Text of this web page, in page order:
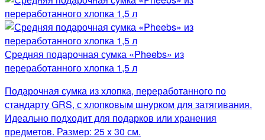
Средняя подарочная сумка «Pheebs» из
переработанного хлопка 1,5 л
Подарочная сумка из хлопка, переработанного по
стандарту GRS, с хлопковым шнурком для затягивания.
Идеально подходит для подарков или хранения
предметов. Размер: 25 x 30 см.